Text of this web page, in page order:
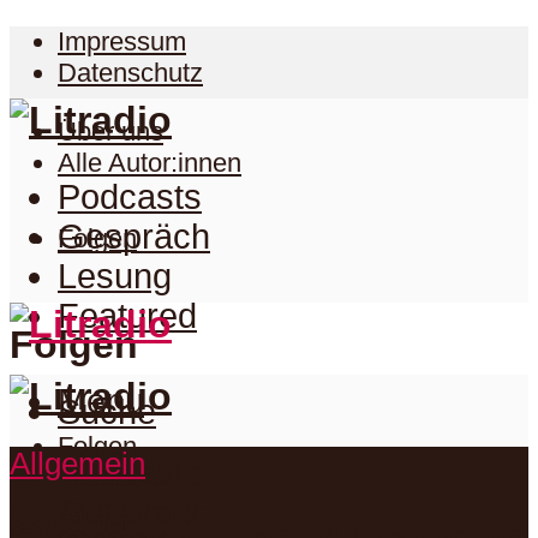
Impressum
Datenschutz
Über uns
Alle Autor:innen
Folgen
Folgen
Folgen
Facebook
Podcasts
Gespräch
Lesung
Featured
Menu
Suche
Podcasts
Allgemein